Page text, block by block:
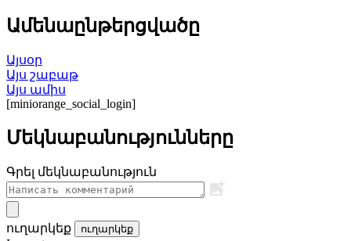
Ամենաընթերցվածը
Այսօր
Այս շաբաթ
Այս ամիս
[miniorange_social_login]
Մեկնաբանությունները
Գրել մեկնաբանություն
ուղարկեք ուղարկեք